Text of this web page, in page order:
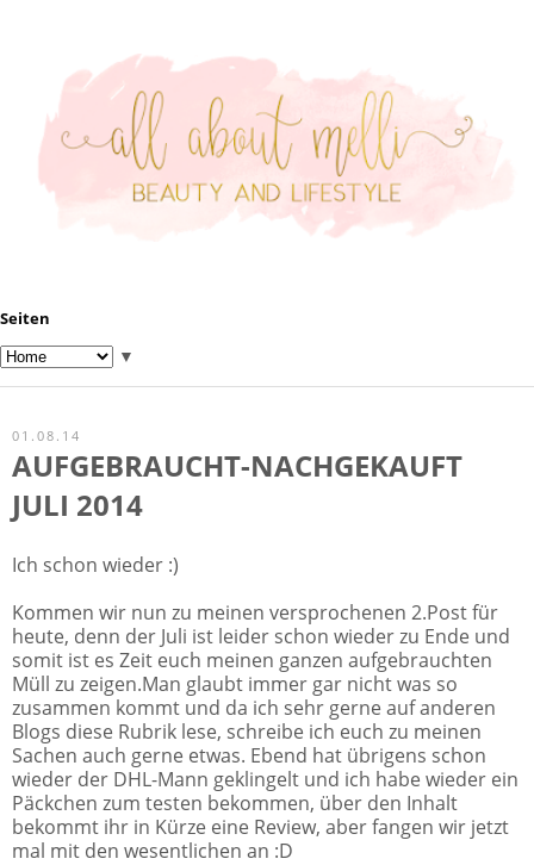
Seiten
▼
01.08.14
AUFGEBRAUCHT-NACHGEKAUFT
JULI 2014
Ich schon wieder :)
Kommen wir nun zu meinen versprochenen 2.Post für
heute, denn der Juli ist leider schon wieder zu Ende und
somit ist es Zeit euch meinen ganzen aufgebrauchten
Müll zu zeigen.Man glaubt immer gar nicht was so
zusammen kommt und da ich sehr gerne auf anderen
Blogs diese Rubrik lese, schreibe ich euch zu meinen
Sachen auch gerne etwas. Ebend hat übrigens schon
wieder der DHL-Mann geklingelt und ich habe wieder ein
Päckchen zum testen bekommen, über den Inhalt
bekommt ihr in Kürze eine Review, aber fangen wir jetzt
mal mit den wesentlichen an :D